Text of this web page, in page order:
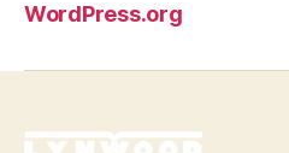
WordPress.org